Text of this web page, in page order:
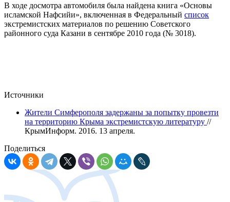
В ходе досмотра автомобиля была найдена книга «Основы
исламской Нафсийи», включенная в Федеральный список
экстремистских материалов по решению Советского
районного суда Казани в сентябре 2010 года (№ 3018).
Источники
Жители Симферополя задержаны за попытку провезти
на территорию Крыма экстремистскую литературу //
КрымИнформ. 2016. 13 апреля.
Поделиться